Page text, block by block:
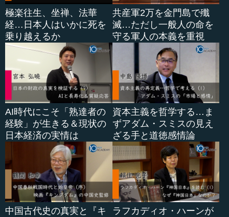
極楽往生、坐禅、法華
経…日本人はいかに死を
乗り越えるか
共産軍2万を金門島で殲
滅…ただし一般人の命を
守る軍人の本義を重視
AI時代にこそ「熟達者の
経験」が生きる＆現状の
日本経済の実情は
資本主義を哲学する…ま
ずアダム・スミスの見え
ざる手と道徳感情論
中国古代史の真実と『キ
ラフカディオ・ハーンが